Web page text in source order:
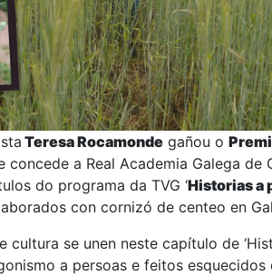
Teresa Rocamonde gañou o
concede a Real Academia Galega de
do programa da TVG ‘Historias a
con cornizó de centeo en
cultura se unen neste capítulo de
a persoas e feitos esquecidos